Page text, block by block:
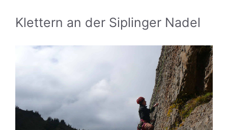
Klettern an der Siplinger Nadel